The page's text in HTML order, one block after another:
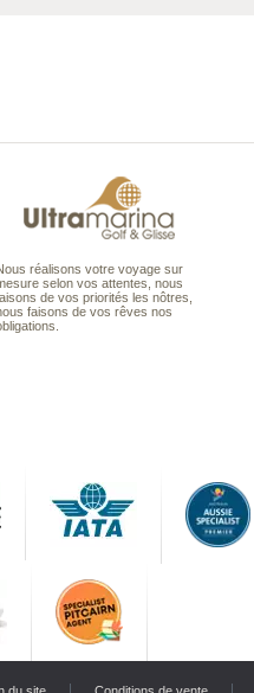
réalisons votre voyage sur
selon vos attentes, nous
de vos priorités les nôtres,
faisons de vos rêves nos